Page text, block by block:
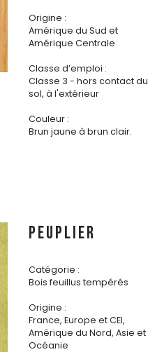
Origine :
Amérique du Sud et
Amérique Centrale
Classe d’emploi :
Classe 3 - hors contact du
sol, à l'extérieur
Couleur :
Brun jaune à brun clair.
PEUPLIER
Catégorie :
Bois feuillus tempérés
Origine :
France, Europe et CEI,
Amérique du Nord, Asie et
Océanie